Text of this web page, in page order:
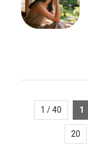
1 / 40 1
20